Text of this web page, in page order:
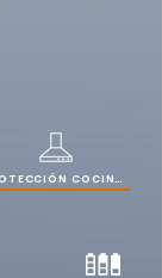
PROTECCIÓN COCINAS